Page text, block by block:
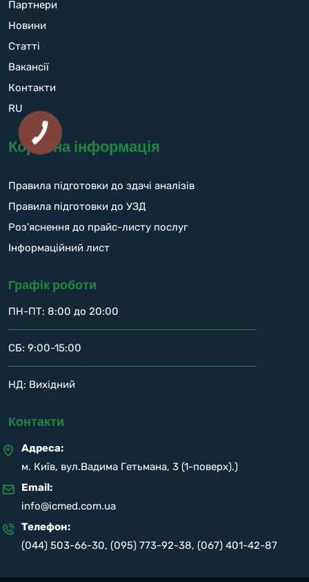
Партнери
Новини
Статті
Вакансії
Контакти
RU
Корисна інформація
Правила підготовки до здачі аналізів
Правила підготовки до УЗД
Роз’яснення до прайс-листу послуг
Інформаційний лист
Графік роботи
ПН-ПТ: 8:00 до 20:00
СБ: 9:00-15:00
НД: Вихідний
Контакти
Адреса:
м. Київ, вул.Вадима Гетьмана, 3 (1-поверх).)
Email:
info@icmed.com.ua
Телефон:
(044) 503-66-30, (095) 773-92-38, (067) 401-42-87